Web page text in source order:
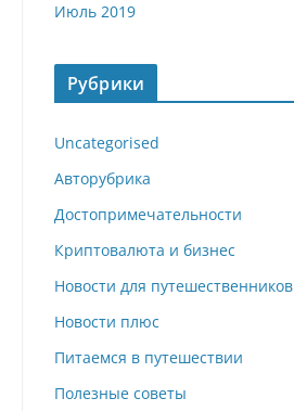
Июль 2019
Рубрики
Uncategorised
Авторубрика
Достопримечательности
Криптовалюта и бизнес
Новости для путешественников
Новости плюс
Питаемся в путешествии
Полезные советы